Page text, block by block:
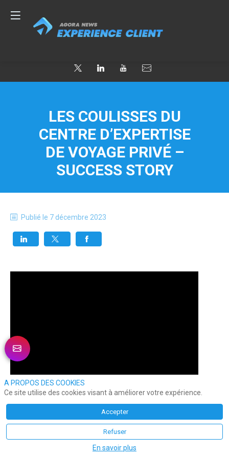
LES COULISSES DU
CENTRE D’EXPERTISE
DE VOYAGE PRIVÉ –
SUCCESS STORY
Publié le 7 décembre 2023
A PROPOS DES COOKIES
Ce site utilise des cookies visant à améliorer votre expérience.
Accepter
Refuser
En savoir plus